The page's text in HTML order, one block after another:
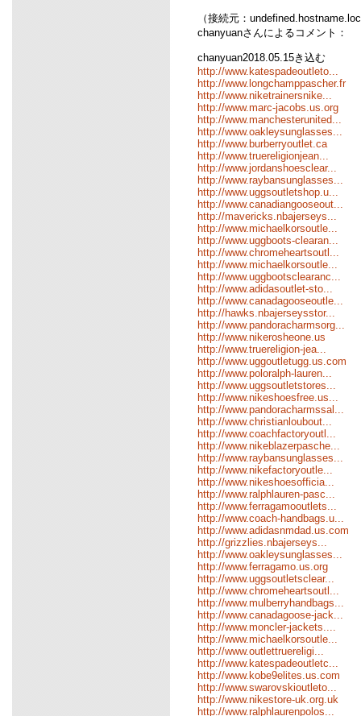
（接続元：
chanyuanさんによるコメント：
chanyuan2018.05.15き込む
http://www.katespadeoutleto...
http://www.longchamppascher.fr
http://www.niketrainersnike...
http://www.marc-jacobs.us.org
http://www.manchesterunited...
http://www.oakleysunglasses...
http://www.burberryoutlet.ca
http://www.truereligionjean...
http://www.jordanshoesclear...
http://www.raybansunglasses...
http://www.uggsoutletshop.u...
http://www.canadiangooseout...
http://mavericks.nbajerseys...
http://www.michaelkorsoutle...
http://www.uggboots-clearan...
http://www.chromeheartsoutl...
http://www.michaelkorsoutle...
http://www.uggbootsclearanc...
http://www.adidasoutlet-sto...
http://www.canadagooseoutle...
http://hawks.nbajerseysstor...
http://www.pandoracharmsorg...
http://www.nikerosheone.us
http://www.truereligion-jea...
http://www.uggoutletugg.us.com
http://www.poloralph-lauren...
http://www.uggsoutletstores...
http://www.nikeshoesfree.us...
http://www.pandoracharmssal...
http://www.christianloubout...
http://www.coachfactoryoutl...
http://www.nikeblazerpasche...
http://www.raybansunglasses...
http://www.nikefactoryoutle...
http://www.nikeshoesofficia...
http://www.ralphlauren-pasc...
http://www.ferragamooutlets...
http://www.coach-handbags.u...
http://www.adidasnmdad.us.com
http://grizzlies.nbajerseys...
http://www.oakleysunglasses...
http://www.ferragamo.us.org
http://www.uggsoutletsclear...
http://www.chromeheartsoutl...
http://www.mulberryhandbags...
http://www.canadagoose-jack...
http://www.moncler-jackets....
http://www.michaelkorsoutle...
http://www.outlettruereligi...
http://www.katespadeoutletc...
http://www.kobe9elites.us.com
http://www.swarovskioutleto...
http://www.nikestore-uk.org.uk
http://www.ralphlaurenpolos...